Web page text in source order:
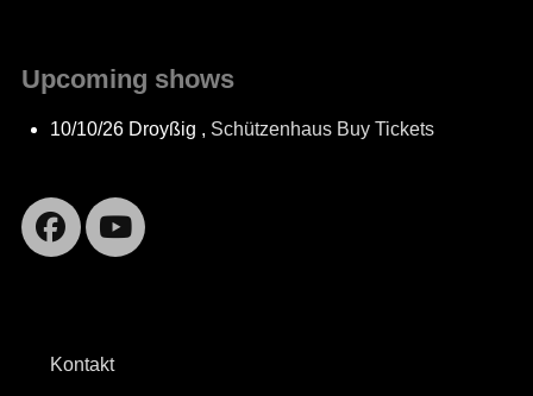
Upcoming shows
10/10/26 Droyßig , Schützenhaus Buy Tickets
Facebook
YouTube
Kontakt